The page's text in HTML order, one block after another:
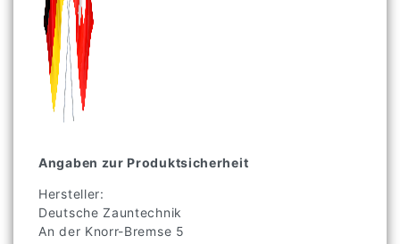
Angaben zur Produktsicherheit
Hersteller:
Deutsche Zauntechnik
An der Knorr-Bremse 5